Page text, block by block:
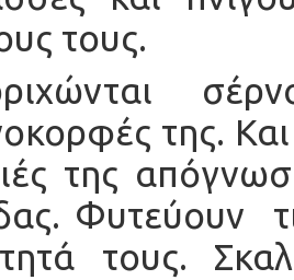
τους.
της.
της
Φυτεύουν
τους.